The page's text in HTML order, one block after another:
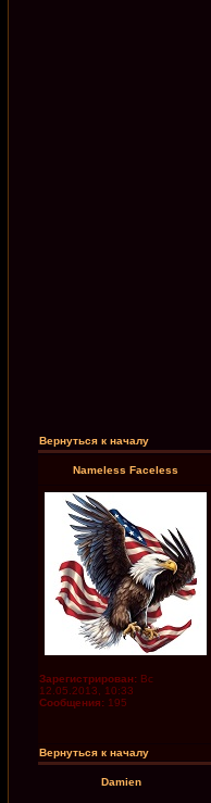
Вернуться к началу
Nameless Faceless
Зарегистрирован: Вс
12.05.2013, 10:33
Сообщения: 195
Вернуться к началу
Damien